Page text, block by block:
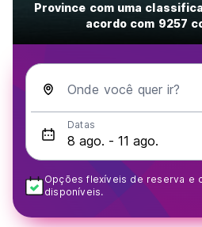
Province com uma
acordo com 9257
Onde você quer ir?
Datas
Opções flexíveis de reserva e
disponíveis.